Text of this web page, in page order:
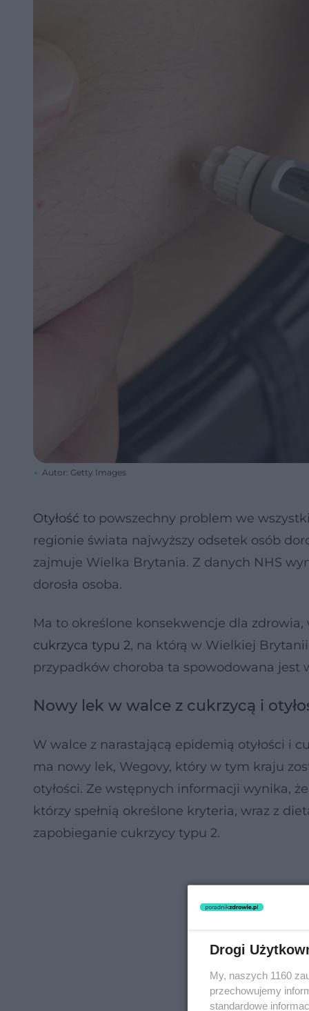
Autor: Getty Images
Otyłość to powszechny problem we
regionie świata najwyższy odsetek osób
zajmuje Wielka Brytania. Z danych NHS
dorosła osoba.
Ma to określone konsekwencje dla
cukrzyca typu 2, na którą w Wielkiej
przypadków choroba ta spowodowana jest
Nowy lek w walce z cukrzycą i
W walce z narastającą epidemią otyłości i
ma nowy lek, Wegovy, który w tym kraju
otyłości. Ze wstępnych informacji wynika,
którzy spełnią określone kryteria, wraz z
zapobieganie cukrzycy typu 2.
Drogi
My, naszych 1160
przechowujemy
standardowe